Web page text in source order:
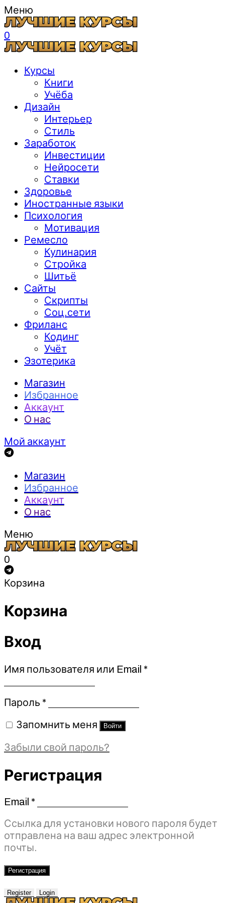
Меню
0
Курсы
Книги
Учёба
Дизайн
Интерьер
Стиль
Заработок
Инвестиции
Нейросети
Ставки
Здоровье
Иностранные языки
Психология
Мотивация
Ремесло
Кулинария
Стройка
Шитьё
Сайты
Скрипты
Соц.сети
Фриланс
Кодинг
Учёт
Эзотерика
Магазин
Избранное
Аккаунт
О нас
Мой аккаунт
Магазин
Избранное
Аккаунт
О нас
Меню
0
Корзина
Корзина
Вход
Имя пользователя или Email *Обязательно
Пароль *Обязательно
Запомнить меня Войти
Забыли свой пароль?
Регистрация
Email *Обязательно
Ссылка для установки нового пароля будет
отправлена ​​на ваш адрес электронной
почты.
Регистрация
Register Login